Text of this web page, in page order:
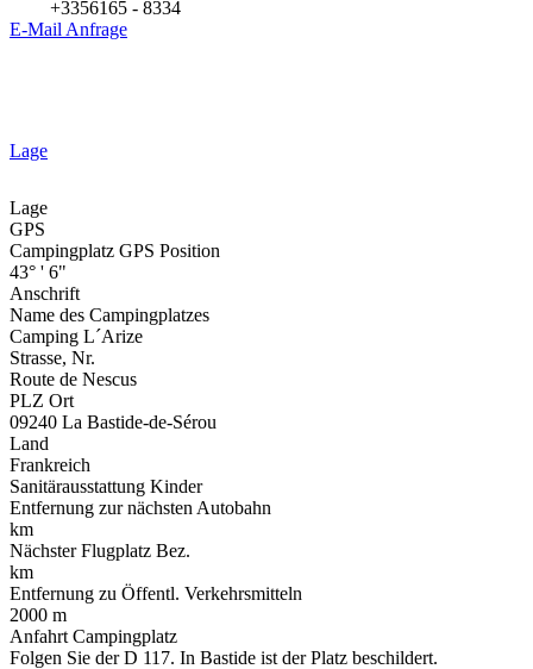
+3356165 - 8334
E-Mail Anfrage
Lage
Lage
GPS
Campingplatz GPS Position
43° ' 6"
Anschrift
Name des Campingplatzes
Camping L´Arize
Strasse, Nr.
Route de Nescus
PLZ Ort
09240 La Bastide-de-Sérou
Land
Frankreich
Sanitärausstattung Kinder
Entfernung zur nächsten Autobahn
km
Nächster Flugplatz Bez.
km
Entfernung zu Öffentl. Verkehrsmitteln
2000 m
Anfahrt Campingplatz
Folgen Sie der D 117. In Bastide ist der Platz beschildert.